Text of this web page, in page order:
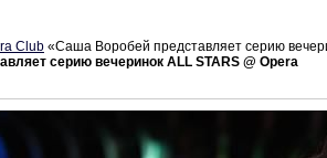
Club «Саша Воробей представляет серию
серию вечеринок ALL STARS @ Opera